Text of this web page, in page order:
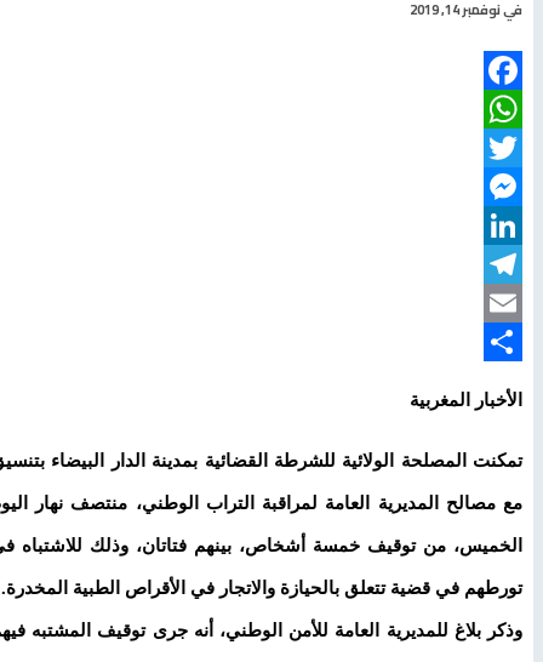
فينوفمبر 14, 2019
Facebook
WhatsApp
Twitter
Messenger
LinkedIn
Telegram
Email
الأخبار المغربية
تمكنت المصلحة الولائية للشرطة القضائية بمدينة الدار البيضاء بتنسيق
مع مصالح المديرية العامة لمراقبة التراب الوطني، منتصف نهار اليوم
الخميس، من توقيف خمسة أشخاص، بينهم فتاتان، وذلك للاشتباه في
تورطهم في قضية تتعلق بالحيازة والاتجار في الأقراص الطبية المخدرة.
وذكر بلاغ للمديرية العامة للأمن الوطني، أنه جرى توقيف المشتبه فيهم